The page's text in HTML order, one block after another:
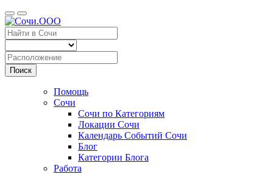
Поиск
Помощь
Сочи
Сочи по Категориям
Локации Сочи
Календарь Событий Сочи
Блог
Категории Блога
Работа